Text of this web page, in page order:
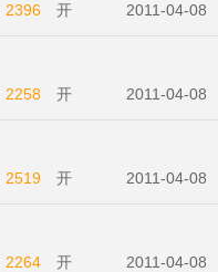
2396 开
2011-04-08
2258 开
2011-04-08
2519 开
2011-04-08
2264 开
2011-04-08